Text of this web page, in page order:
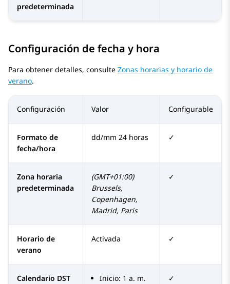
predeterminada
Configuración de fecha y hora
Para obtener detalles, consulte Zonas horarias y horario de
verano.
Configuración Valor Configurable
Formato de
fecha/hora
dd/mm 24 horas ✓
Zona horaria
predeterminada
(GMT+01:00)
Brussels,
Copenhagen,
Madrid, Paris
✓
Horario de
verano
Activada ✓
Calendario DST
Inicio: 1 a. m.
✓